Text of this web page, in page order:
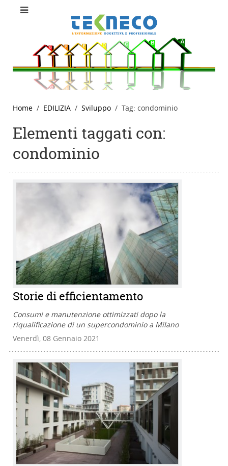
Home EDILIZIA Sviluppo Tag: condominio
Elementi taggati con:
condominio
Storie di efficientamento
Consumi e manutenzione ottimizzati dopo la
riqualificazione di un supercondominio a Milano
Venerdì, 08 Gennaio 2021